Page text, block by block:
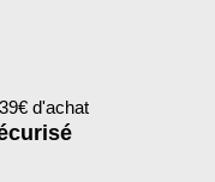
d'achat